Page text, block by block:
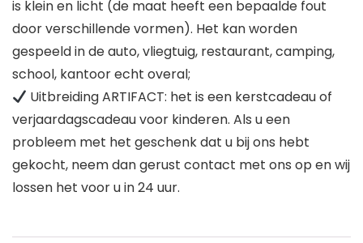
is klein en licht (de maat heeft een bepaalde fout
door verschillende vormen). Het kan worden
gespeeld in de auto, vliegtuig, restaurant, camping,
school, kantoor echt overal;
Uitbreiding ARTIFACT: het is een kerstcadeau of
verjaardagscadeau voor kinderen. Als u een
probleem met het geschenk dat u bij ons hebt
gekocht, neem dan gerust contact met ons op en wij
lossen het voor u in 24 uur.